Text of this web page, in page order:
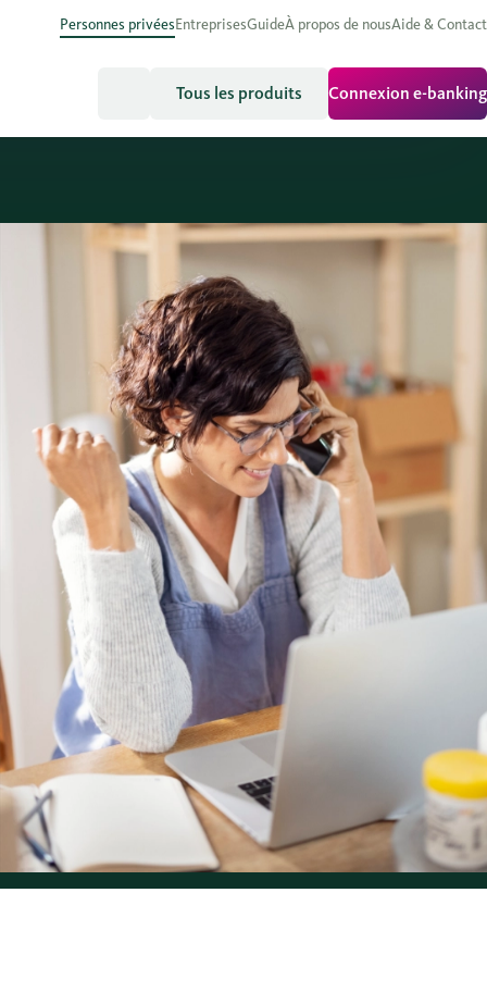
Personnes privéesEntreprisesGuideÀ propos de nousAide & Contact
Tous les produits Connexion e-banking